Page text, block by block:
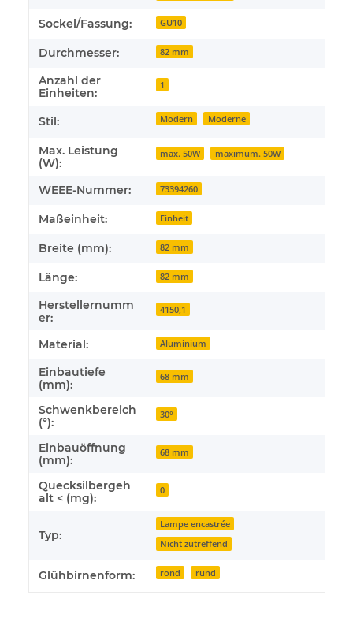
Sockel/Fassung: GU10
Durchmesser: 82 mm
Anzahl der
Einheiten:
1
Stil: Modern Moderne
Max. Leistung
(W):
max. 50W maximum. 50W
WEEE-Nummer: 73394260
Maßeinheit: Einheit
Breite (mm): 82 mm
Länge: 82 mm
Herstellernumm
er:
4150,1
Material: Aluminium
Einbautiefe
(mm):
68 mm
Schwenkbereich
(°):
30°
Einbauöffnung
(mm):
68 mm
Quecksilbergeh
alt < (mg):
0
Typ:
Lampe encastrée
Nicht zutreffend
Glühbirnenform: rond rund